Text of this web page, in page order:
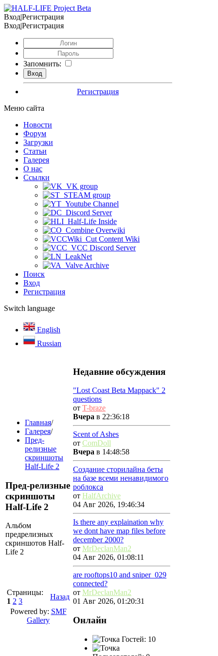
Вход|Регистрация
Вход|Регистрация
Запомнить:
Регистрация
Меню сайта
Новости
Форум
Загрузки
Статьи
Галерея
О нас
Ссылки
VK group
STEAM group
Youtube Channel
Discord Server
Half-Life Inside
Combine Overwiki
Cut Content Wiki
VCC Discord Server
LeakNet
Valve Archive
Поиск
Вход
Регистрация
Switch language
English
Russian
Главная/
Галерея/
Пред-
релизные
скриншоты
Half-Life 2
Пред-релизные
скриншоты
Half-Life 2
Альбом
предрелизных
скриншотов Half-
Life 2
Страницы:
1 2 3
Назад
Powered by: SMF
Gallery
Недавние обсуждения
"Lost Coast Beta Mappack" 2
questions
от T-braze
Вчера в 22:36:18
Scent of Ashes
от ComDoll
Вчера в 14:48:58
Создание сторилайна беты
на базе всеми ненавидимого
роблокса
от HalfArchive
04 Авг 2026, 19:46:34
Is there any explaination why
we dont have map files before
december 2000?
от MrDeclanMan2
04 Авг 2026, 01:08:11
are rooftops10 and sniper_029
connected?
от MrDeclanMan2
01 Авг 2026, 01:20:31
Онлайн
Гостей: 10